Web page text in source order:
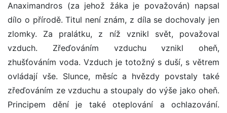
Anaximandros (za jehož žáka je považován) napsal
dílo o přírodě. Titul není znám, z díla se dochovaly jen
zlomky. Za pralátku, z níž vznikl svět, považoval
vzduch. Zřeďováním vzduchu vznikl oheň,
zhušťováním voda. Vzduch je totožný s duší, s větrem
ovládají vše. Slunce, měsíc a hvězdy povstaly také
zřeďováním ze vzduchu a stoupaly do výše jako oheň.
Principem dění je také oteplování a ochlazování.